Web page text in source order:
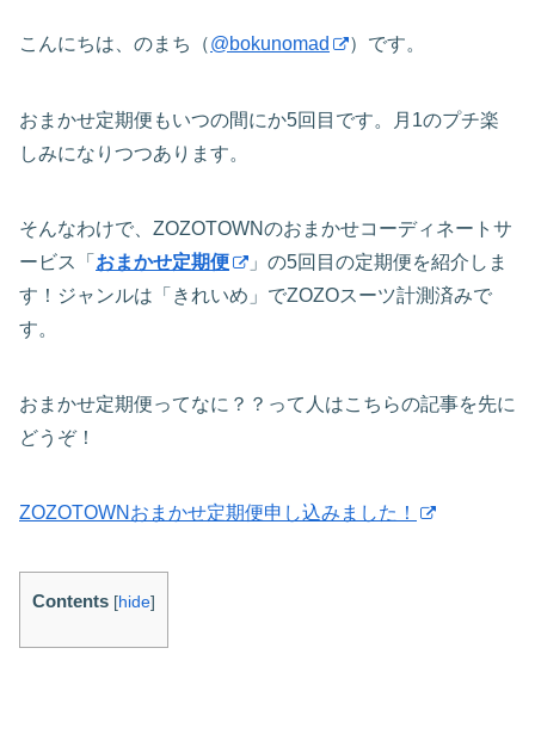
こんにちは、のまち（@bokunomad ）です。
おまかせ定期便もいつの間にか5回目です。月1のプチ楽
しみになりつつあります。
そんなわけで、ZOZOTOWNのおまかせコーディネートサ
ービス「 おまかせ定期便
」の5回目の定期便を紹介しま
す！ジャンルは「きれいめ」でZOZOスーツ計測済みで
す。
おまかせ定期便ってなに？？って人はこちらの記事を先に
どうぞ！
ZOZOTOWNおまかせ定期便申し込みました！
Contents [hide]